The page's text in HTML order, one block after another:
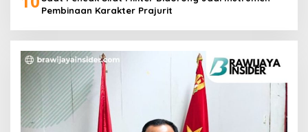
Pembinaan Karakter Prajurit